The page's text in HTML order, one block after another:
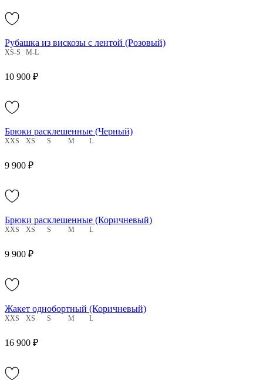
Рубашка из вискозы с лентой (Розовый)
XS-S M-L
10 900 ₽
Брюки расклешенные (Черный)
XXS XS S M L
9 900 ₽
Брюки расклешенные (Коричневый)
XXS XS S M L
9 900 ₽
Жакет однобортный (Коричневый)
XXS XS S M L
16 900 ₽